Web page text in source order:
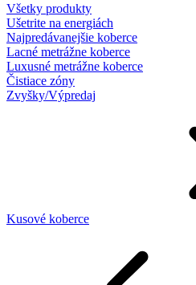
Všetky produkty
Ušetrite na energiách
Najpredávanejšie koberce
Lacné metrážne koberce
Luxusné metrážne koberce
Čistiace zóny
Zvyšky/Výpredaj
Kusové koberce